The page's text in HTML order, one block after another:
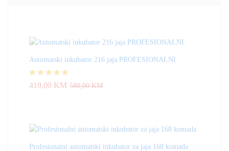
Automatski inkubator 216 jaja PROFESIONALNI
Ocjenjeno
419,00 KM 580,00KM
Profesionalni automatski inkubator za jaja 168 komada